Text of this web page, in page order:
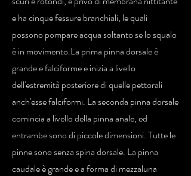
e ha cinque fessure branchiali, le quali
possono pompare acqua soltanto se lo squalo
è in movimento.La prima pinna dorsale è
grande e falciforme e inizia a livello
dell'estremità posteriore di quelle pettorali
anch'esse falciformi. La seconda pinna dorsale
comincia a livello della pinna anale, ed
entrambe sono di piccole dimensioni. Tutte le
pinne sono senza spina dorsale. La pinna
caudale è grande e a forma di mezzaluna